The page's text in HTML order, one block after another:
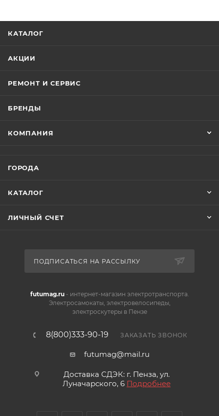
КАТАЛОГ
АКЦИИ
РЕМОНТ И СЕРВИС
БРЕНДЫ
КОМПАНИЯ
ГОРОДА
КАТАЛОГ
ЛИЧНЫЙ СЧЕТ
ПОДПИСАТЬСЯ НА РАССЫЛКУ
futumag.ru- интернет-магазин электротранспорта.
Электросамокаты, электровелосипеды,
электроскутеры в Пензе
8(800)333-90-19 ЗАКАЗАТЬ ЗВОНОК
futumag@mail.ru
Доставка СДЭК: г. Пенза, ул.
Луначарского, 6 Подробнее